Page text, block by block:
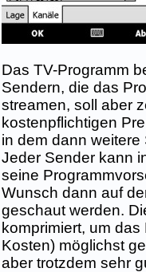
Das TV-Programm
Sendern, die das
streamen, soll aber
kostenpflichtigen
in dem dann
Jeder Sender kann
seine
Wunsch dann auf
geschaut werden.
komprimiert, um
Kosten) möglichst
aber trotzdem sehr